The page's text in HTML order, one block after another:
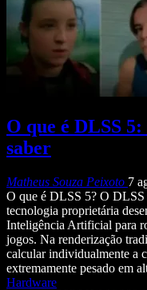
O que é DLSS
saber
Matheus Souza Peixoto 7
O que é DLSS 5? O
tecnologia proprietária
Inteligência Artificial para
jogos. Na renderização
calcular individualmente a
extremamente pesado em
Hardware